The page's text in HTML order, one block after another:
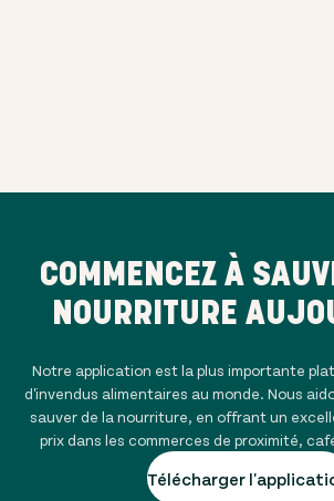
COMMENCEZ À
NOURRITURE
Notre application est la plus importante
d'invendus alimentaires au monde. Nous
sauver de la nourriture, en offrant un
prix dans les commerces de proximité,
Télécharger